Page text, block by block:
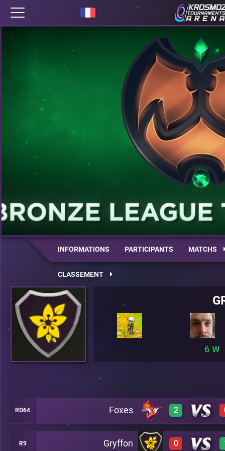
INFORMATIONS PARTICIPANTS MATCHS
CLASSEMENT
6
RO64 Foxes 2
3 A22
R9 Gryffon 0